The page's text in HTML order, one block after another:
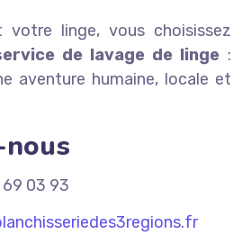
votre linge, vous choisissez
de lavage de linge :
aventure humaine, locale et
69 03 93